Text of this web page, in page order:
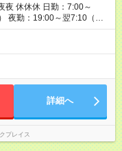
夜 休休休 日勤：7:00～
夜勤：19:00～翌7:10（実
憩】9:45～10:00/12:00～
夜勤休憩】21:45～
詳細へ
プレイス